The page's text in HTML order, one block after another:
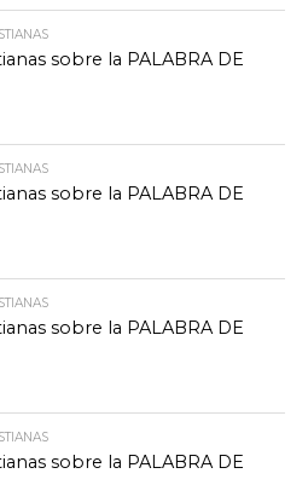
sobre la PALABRA DE
sobre la PALABRA DE
sobre la PALABRA DE
sobre la PALABRA DE